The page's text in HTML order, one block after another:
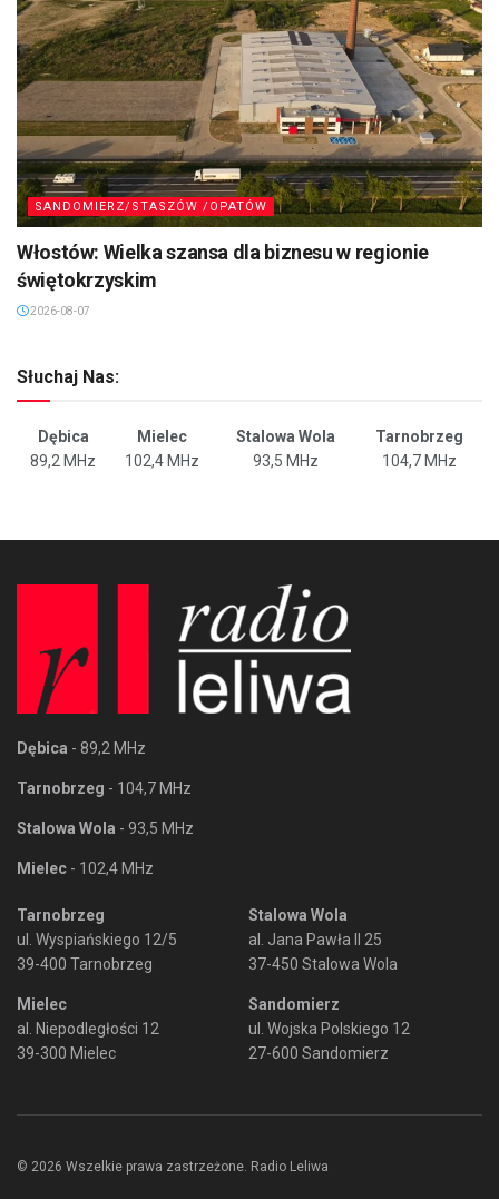
SANDOMIERZ/STASZÓW /OPATÓW
Włostów: Wielka szansa dla biznesu w regionie
świętokrzyskim
2026-08-07
Słuchaj Nas:
Dębica Mielec Stalowa Wola
Tarnobrzeg
89,2 MHz
102,4 MHz 93,5 MHz 104,7 MHz
Dębica - 89,2 MHz
Tarnobrzeg - 104,7 MHz
Stalowa Wola - 93,5 MHz
Mielec - 102,4 MHz
Tarnobrzeg
ul. Wyspiańskiego 12/5
39-400 Tarnobrzeg
Mielec
al. Niepodległości 12
39-300 Mielec
Stalowa Wola
al. Jana Pawła II 25
37-450 Stalowa Wola
Sandomierz
ul. Wojska Polskiego 12
27-600 Sandomierz
© 2026 Wszelkie prawa zastrzeżone. Radio Leliwa